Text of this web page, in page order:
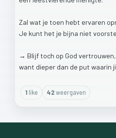
Zal wat je toen hebt ervaren
Je kunt het je bijna niet
→ Blijf toch op God vertrouwen,
want dieper dan de put waarin
1like 42weergaven